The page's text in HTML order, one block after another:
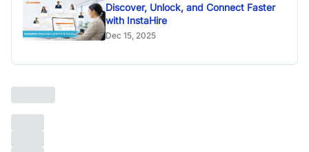
Discover, Unlock, and Connect Faster
with InstaHire
Dec 15, 2025